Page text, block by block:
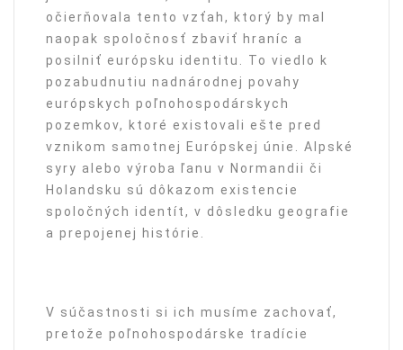
očierňovala tento vzťah, ktorý by mal
naopak spoločnosť zbaviť hraníc a
posilniť európsku identitu. To viedlo k
pozabudnutiu nadnárodnej povahy
európskych poľnohospodárskych
pozemkov, ktoré existovali ešte pred
vznikom samotnej Európskej únie. Alpské
syry alebo výroba ľanu v Normandii či
Holandsku sú dôkazom existencie
spoločných identít, v dôsledku geografie
a prepojenej histórie.
V súčastnosti si ich musíme zachovať,
pretože poľnohospodárske tradície